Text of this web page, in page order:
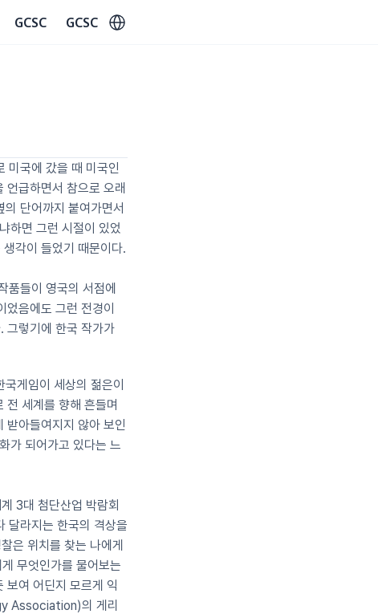
미국에 갔을 때 미국인
언급하면서 참으로 오래
단어까지 붙여가면서
하면 그런 시절이 있었
각이 들었기 때문이다.
품들이 영국의 서점에
음에도 그런 전경이
그렇기에 한국 작가가
게임이 세상의 젊은이
전 세계를 향해 흔들며
받아들여지지 않아 보인
가 되어가고 있다는 느
3대 첨단산업 박람회
라지는 한국의 격상을
은 위치를 찾는 나에게
무엇인가를 물어보는
보여 어딘지 모르게 익
Association)의 게리
GCSC GCSC Select Language